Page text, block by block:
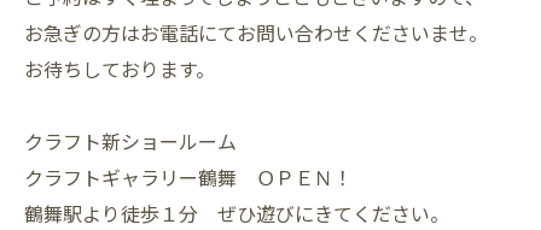
お急ぎの方はお電話にてお問い合わせくださいませ。
お待ちしております。
クラフト新ショールーム
クラフトギャラリー鶴舞 ＯＰＥＮ！
鶴舞駅より徒歩１分 ぜひ遊びにきてください。